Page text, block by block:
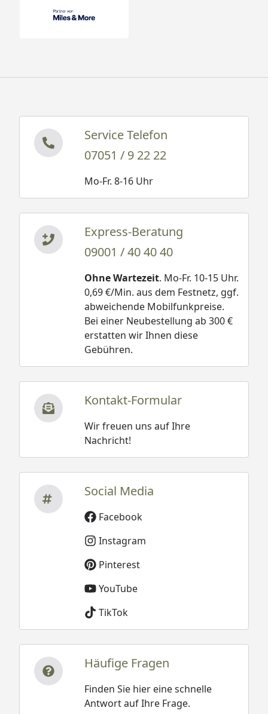
Service Telefon
07051 / 9 22 22
Mo-Fr. 8-16 Uhr
Express-Beratung
09001 / 40 40 40
Ohne Wartezeit. Mo-Fr. 10-15 Uhr.
0,69 €/Min. aus dem Festnetz, ggf.
abweichende Mobilfunkpreise.
Bei einer Neubestellung ab 300 €
erstatten wir Ihnen diese
Gebühren.
Kontakt-Formular
Wir freuen uns auf Ihre
Nachricht!
Social Media
Facebook
Instagram
Pinterest
YouTube
TikTok
Häufige Fragen
Finden Sie hier eine schnelle
Antwort auf Ihre Frage.